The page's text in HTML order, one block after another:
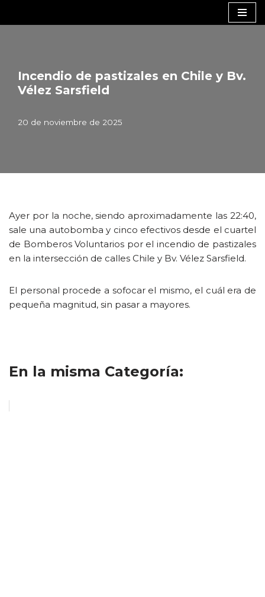
Incendio de pastizales en Chile y Bv.
Vélez Sarsfield
20 de noviembre de 2025
Ayer por la noche, siendo aproximadamente las 22:40,
sale una autobomba y cinco efectivos desde el cuartel
de Bomberos Voluntarios por el incendio de pastizales
en la intersección de calles Chile y Bv. Vélez Sarsfield.
El personal procede a sofocar el mismo, el cuál era de
pequeña magnitud, sin pasar a mayores.
En la misma Categoría: